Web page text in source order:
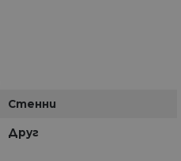
Стенни
Друг